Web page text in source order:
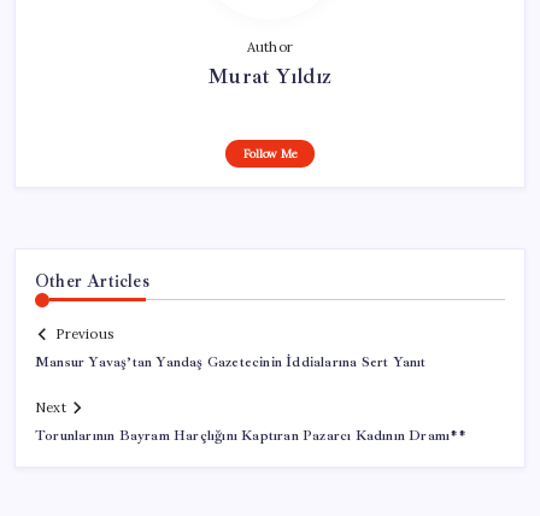
Author
Murat Yıldız
Follow Me
Other Articles
Previous
Mansur Yavaş’tan Yandaş Gazetecinin İddialarına Sert Yanıt
Next
Torunlarının Bayram Harçlığını Kaptıran Pazarcı Kadının Dramı**